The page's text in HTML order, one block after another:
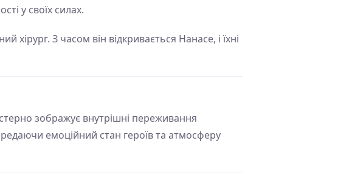
у своїх силах.
З часом він відкривається Нанасе, і їхні
зображує внутрішні переживання
емоційний стан героїв та атмосферу